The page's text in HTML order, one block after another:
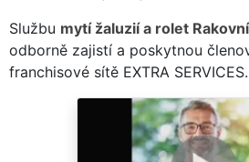
Službu mytí žaluzií a rolet
odborně zajistí a poskytnou
franchisové sítě EXTRA SERVICES.